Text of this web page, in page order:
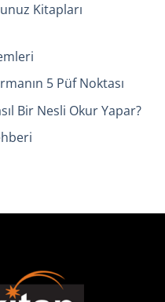
Kitapları
5 Püf Noktası
Bir Nesli Okur Yapar?